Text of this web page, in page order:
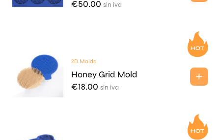
€50.00 sin iva
2D Molds
Honey Grid Mold
€18.00 sin iva